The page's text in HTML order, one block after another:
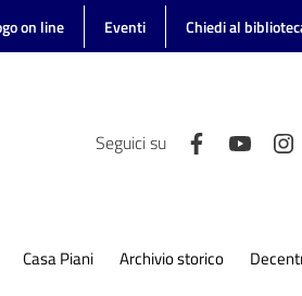
on line Eventi Chiedi al
Seguici su
Casa Piani Archivio storico